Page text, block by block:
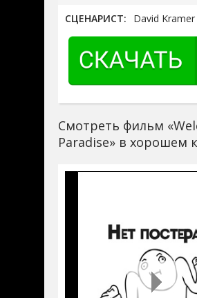
СЦЕНАРИСТ: David Kramer
Смотреть фильм
Paradise» в хорошем